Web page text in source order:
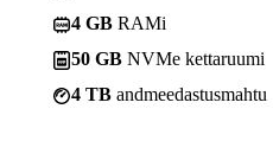
4 GB RAMi
50 GB NVMe kettaruumi
4 TB andmeedastusmahtu